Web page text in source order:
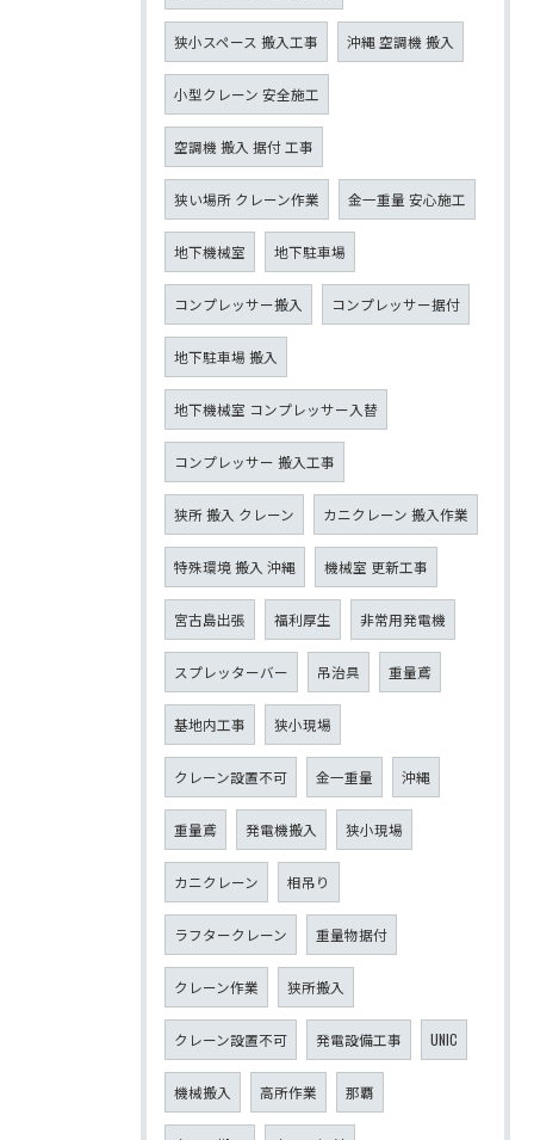
狭小スペース 搬入工事 沖縄 空調機 搬入
小型クレーン 安全施工
空調機 搬入 据付 工事
狭い場所 クレーン作業 金一重量 安心施工
地下機械室 地下駐車場
コンプレッサー搬入 コンプレッサー据付
地下駐車場 搬入
地下機械室 コンプレッサー入替
コンプレッサー 搬入工事
狭所 搬入 クレーン カニクレーン 搬入作業
特殊環境 搬入 沖縄 機械室 更新工事
宮古島出張 福利厚生 非常用発電機
スプレッターバー 吊治具 重量鳶
基地内工事 狭小現場
クレーン設置不可 金一重量 沖縄
重量鳶 発電機搬入 狭小現場
カニクレーン 相吊り
ラフタークレーン 重量物据付
クレーン作業 狭所搬入
クレーン設置不可 発電設備工事 UNIC
機械搬入 高所作業 那覇